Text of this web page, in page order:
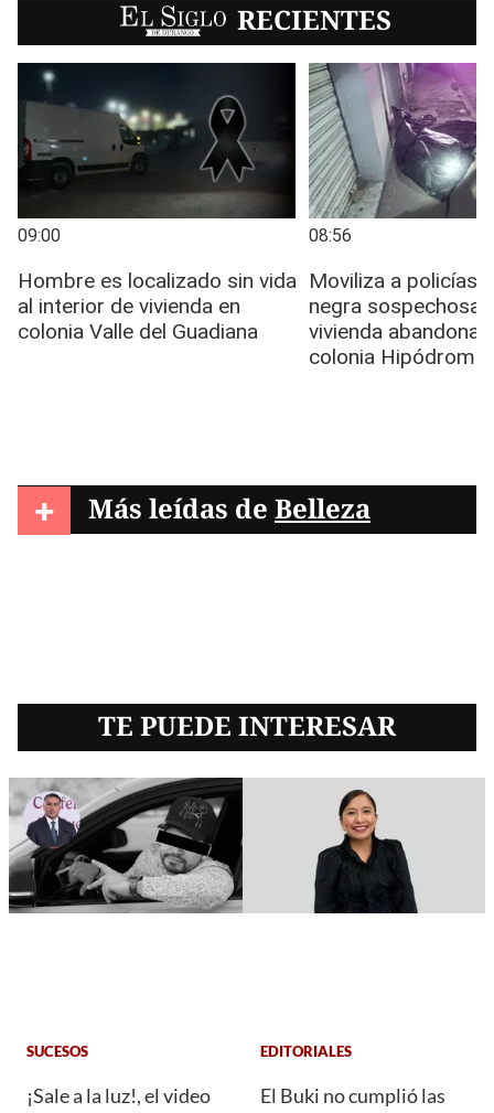
EL SIGLO RECIENTES
+ Más leídas de Belleza
TE PUEDE INTERESAR
SUCESOS
¡Sale a la luz!, el video
EDITORIALES
El Buki no cumplió las